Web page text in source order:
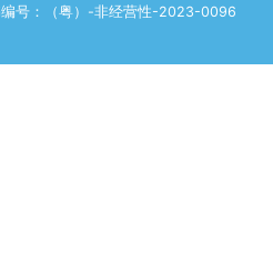
号：（粤）-非经营性-2023-0096